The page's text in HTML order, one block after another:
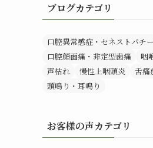
ブログカテゴリ
口腔異常感症・セネストパチー
口腔顔面痛・非定型歯痛
咽
声枯れ
慢性上咽頭炎
舌痛
頭鳴り・耳鳴り
お客様の声カテゴリ